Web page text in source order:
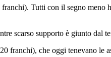
Tutti con il segno meno
scarso supporto è giunto dal
che oggi tenevano le